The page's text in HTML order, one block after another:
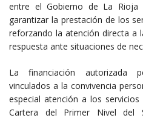
entre el Gobierno de La Rioja
garantizar la prestación de los
reforzando la atención directa a
respuesta ante situaciones de
La financiación autorizada
vinculados a la convivencia
especial atención a los
Cartera del Primer Nivel del